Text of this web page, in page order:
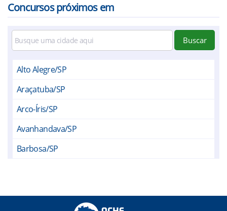
Concursos próximos em
Buscar
Alto Alegre/SP
Araçatuba/SP
Arco-Íris/SP
Avanhandava/SP
Barbosa/SP